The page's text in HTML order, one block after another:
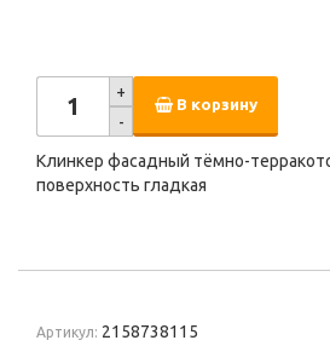
+
-
В корзину
Клинкер фасадный тёмно-
поверхность гладкая
Артикул: 2158738115